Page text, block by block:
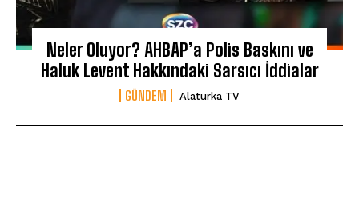
Neler Oluyor? AHBAP’a Polis Baskını ve
Haluk Levent Hakkındaki Sarsıcı İddialar
GÜNDEM Alaturka TV